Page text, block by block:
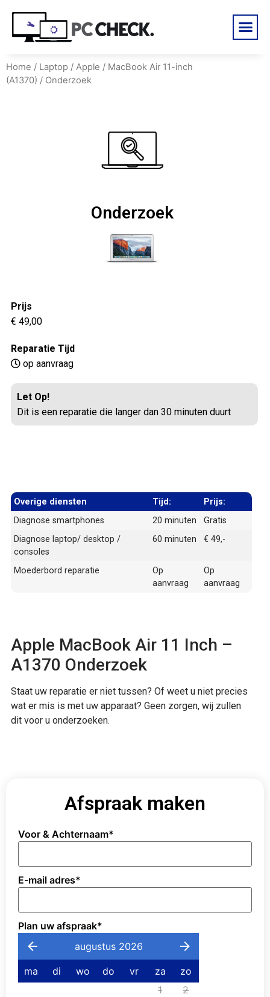
Home / Laptop / Apple / MacBook Air 11-inch
(A1370) / Onderzoek
Onderzoek
Prijs
€ 49,00
Reparatie Tijd
op aanvraag
Let Op!
Dit is een reparatie die langer dan 30 minuten duurt
Overige diensten Tijd:
Prijs:
Diagnose smartphones
20 minuten
Gratis
Diagnose laptop/ desktop /
consoles
60 minuten € 49,-
Moederbord reparatie
Op
aanvraag
Op
aanvraag
Apple MacBook Air 11 Inch –
A1370 Onderzoek
Staat uw reparatie er niet tussen? Of weet u niet precies
wat er mis is met uw apparaat? Geen zorgen, wij zullen
dit voor u onderzoeken.
Afspraak maken
Voor & Achternaam*
E-mail adres*
Plan uw afspraak*
augustus 2026
ma di wo do vr za
zo
1
2